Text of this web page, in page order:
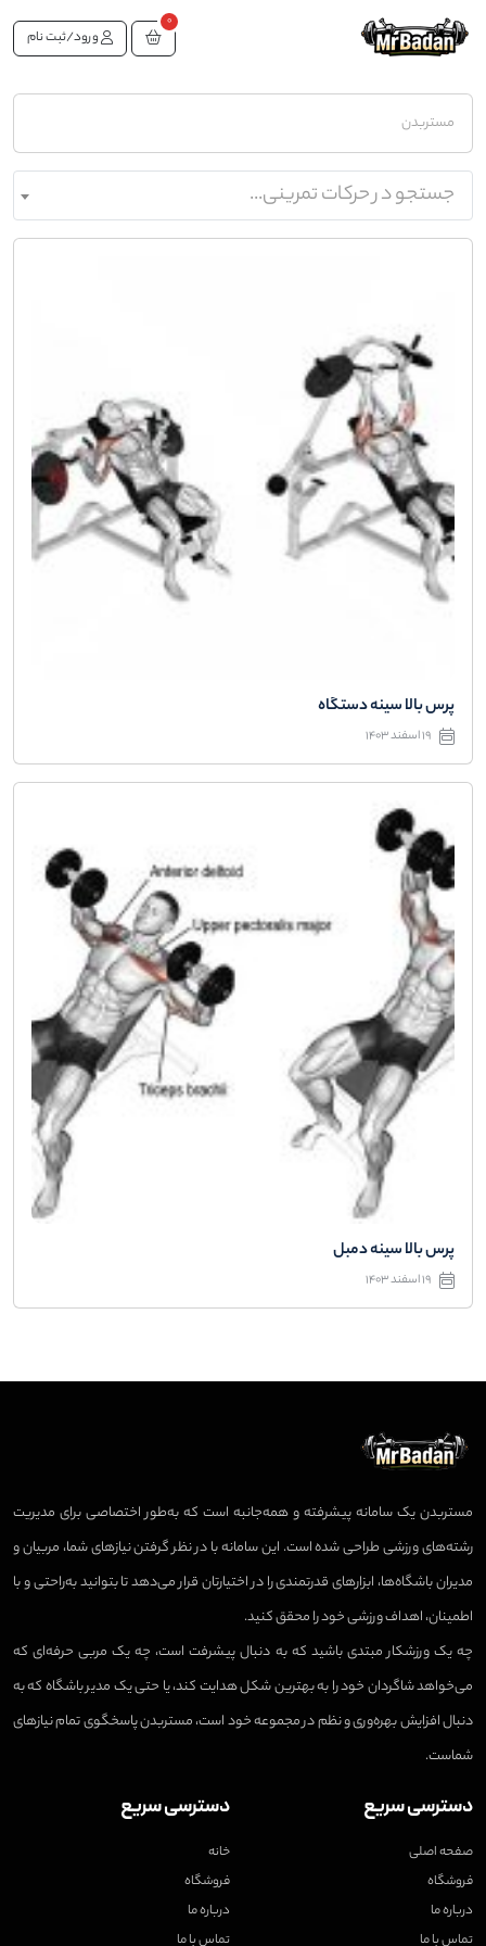
0
ورود/ثبت نام
مستربدن
جستجو در حرکات تمرینی...
پرس بالا سینه دستگاه
19 اسفند 1403
پرس بالا سینه دمبل
19 اسفند 1403
مستربدن یک سامانه پیشرفته و همه‌جانبه است که به‌طور اختصاصی برای مدیریت
رشته‌های ورزشی طراحی شده است. این سامانه با در نظر گرفتن نیازهای شما، مربیان و
مدیران باشگاه‌ها، ابزارهای قدرتمندی را در اختیارتان قرار می‌دهد تا بتوانید به‌راحتی و با
اطمینان، اهداف ورزشی خود را محقق کنید.
چه یک ورزشکار مبتدی باشید که به دنبال پیشرفت است، چه یک مربی حرفه‌ای که
می‌خواهد شاگردان خود را به بهترین شکل هدایت کند، یا حتی یک مدیر باشگاه که به
دنبال افزایش بهره‌وری و نظم در مجموعه خود است، مستربدن پاسخگوی تمام نیازهای
شماست.
دسترسی سریع
صفحه اصلی
فروشگاه
درباره ما
تماس با ما
دسترسی سریع
خانه
فروشگاه
درباره ما
تماس با ما